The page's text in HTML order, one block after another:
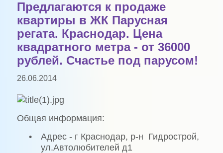
Предлагаются к продаже
квартиры в ЖК Парусная
регата. Краснодар. Цена
квадратного метра - от 36000
рублей. Счастье под парусом!
26.06.2014
Общая информация:
•
Адрес - г Краснодар, р-н Гидрострой,
ул.Автолюбителей д1